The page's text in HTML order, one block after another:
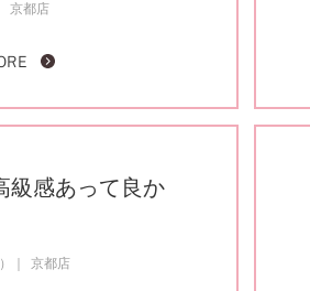
京都店
級感あって良か
京都店